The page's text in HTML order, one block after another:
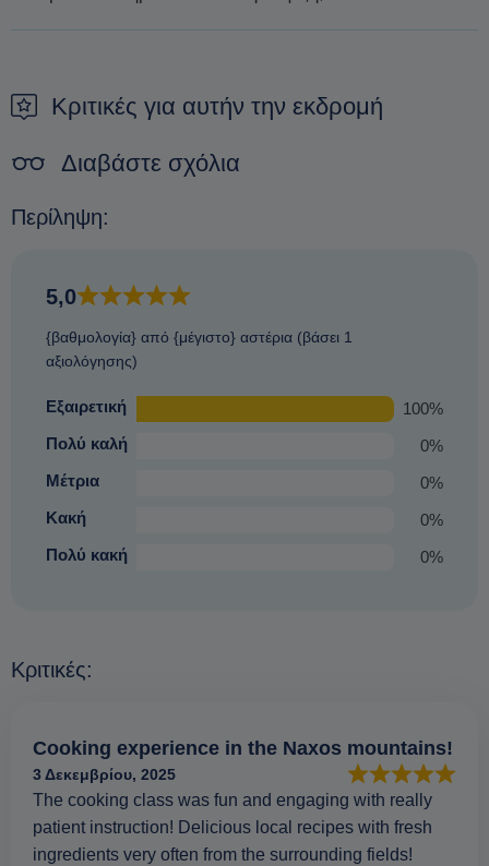
προκράτηση.
Κριτικές για αυτήν την εκδρομή
Διαβάστε σχόλια
Περίληψη:
5,0
{βαθμολογία} από {μέγιστο} αστέρια (βάσει 1
αξιολόγησης)
Εξαιρετική
100%
Πολύ καλή
0%
Μέτρια
0%
Κακή
0%
Πολύ κακή
0%
Κριτικές:
Cooking experience in the Naxos mountains!
3 Δεκεμβρίου, 2025
The cooking class was fun and engaging with really
patient instruction! Delicious local recipes with fresh
ingredients very often from the surrounding fields!